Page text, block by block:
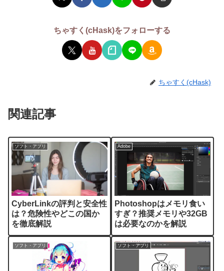
ちゃすく(cHask)をフォローする
ちゃすく(cHask)
関連記事
ソフト・アプリ
CyberLinkの評判と安全性
は？危険性やどこの国か
を徹底解説
Adobe
Photoshopはメモリ食い
すぎ？推奨メモリや32GB
は必要なのかを解説
ソフト・アプリ ソフト・アプリ